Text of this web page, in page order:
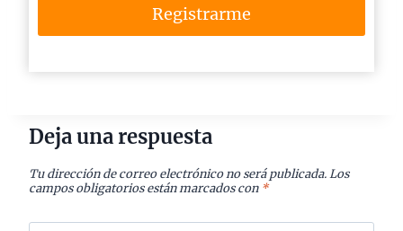
Registrarme
Deja una respuesta
Tu dirección de correo electrónico no será publicada. Los
campos obligatorios están marcados con *